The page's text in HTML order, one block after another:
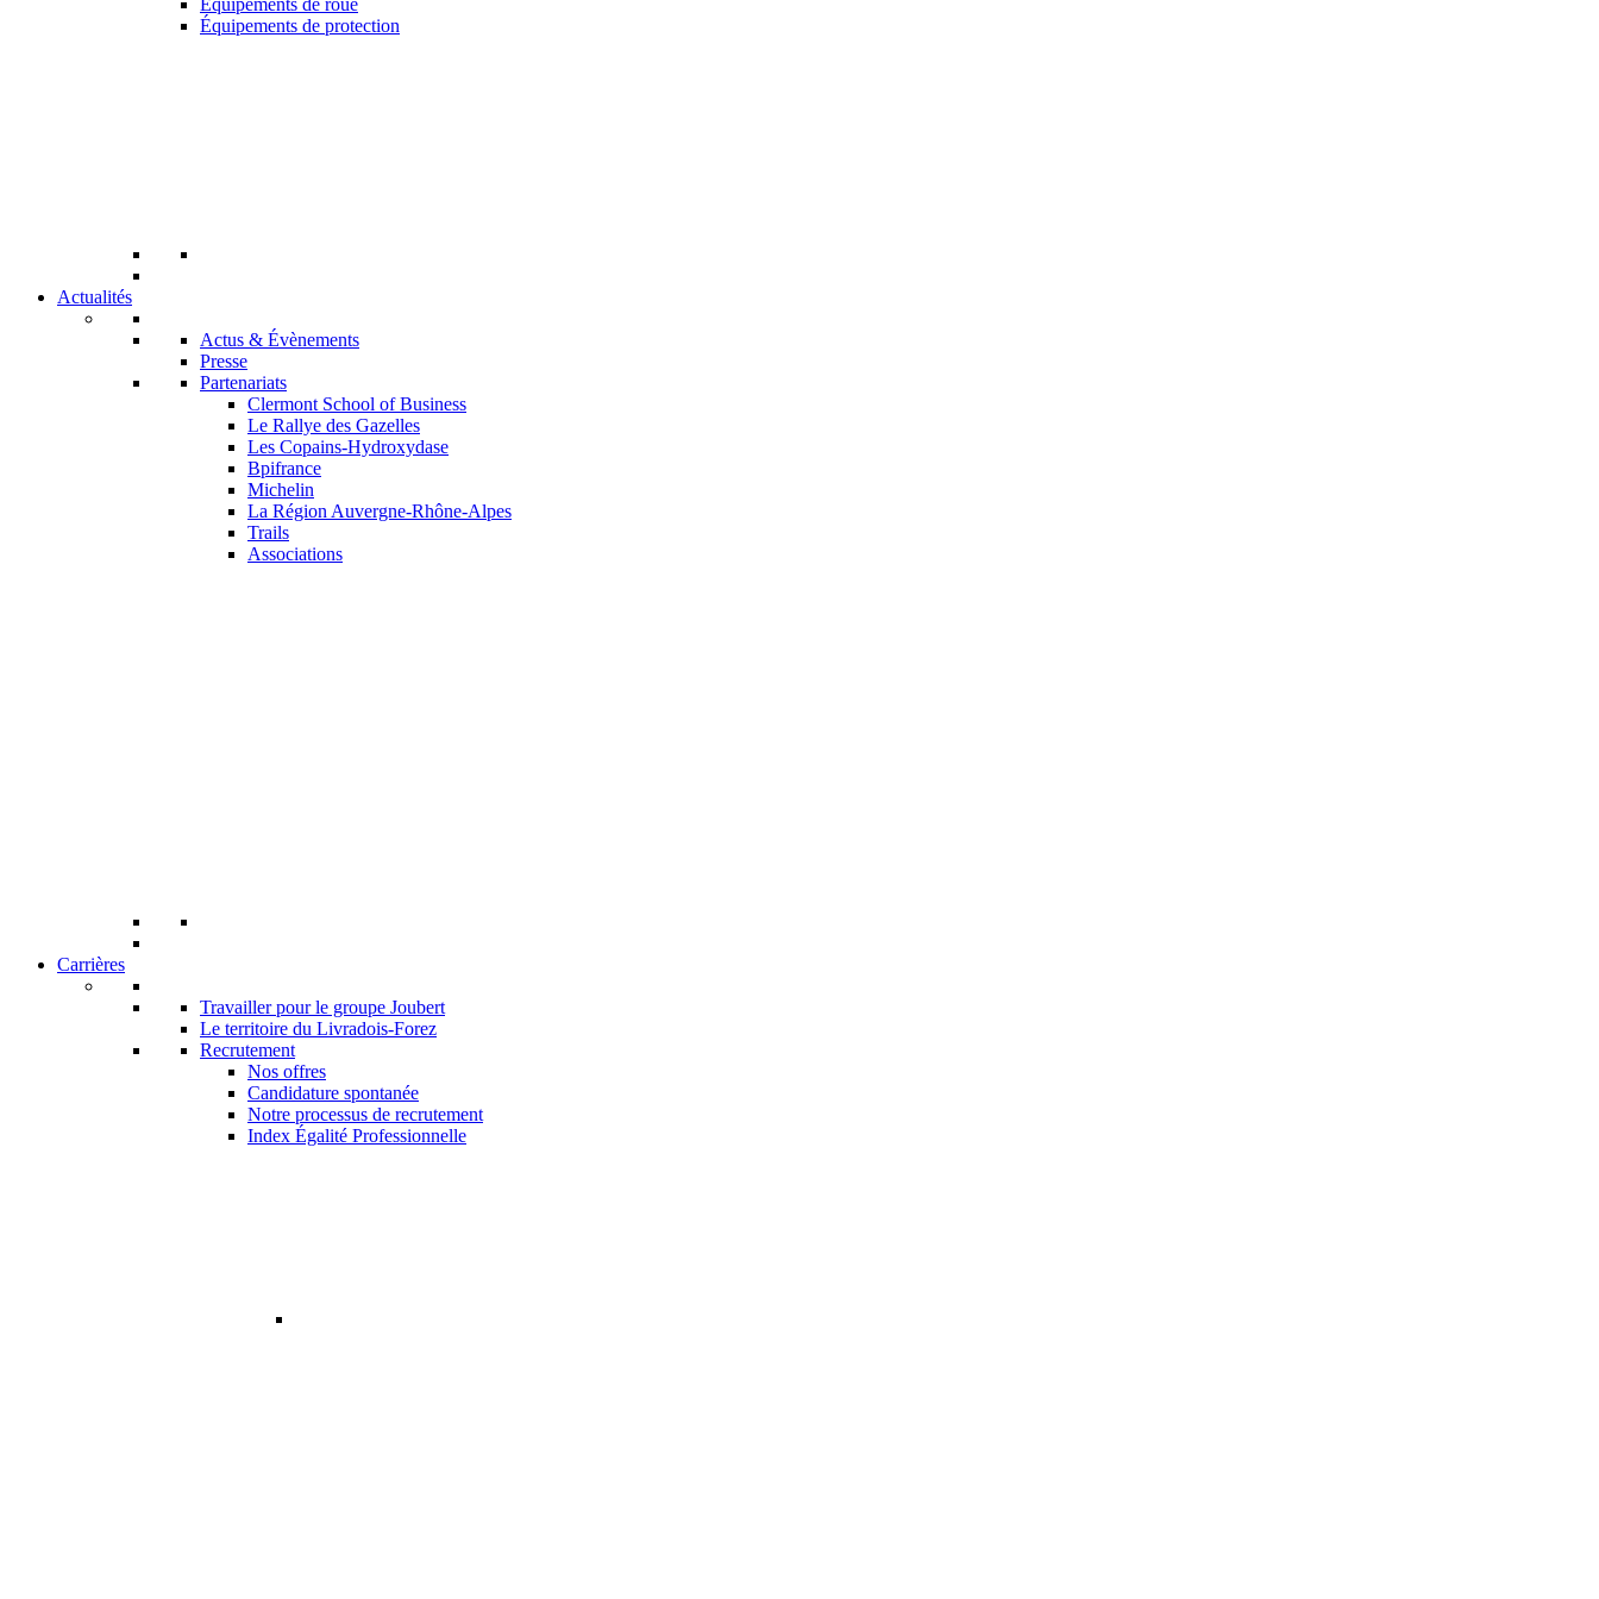
Équipements de roue
Équipements de protection
Actualités
Actus & Évènements
Presse
Partenariats
Clermont School of Business
Le Rallye des Gazelles
Les Copains-Hydroxydase
Bpifrance
Michelin
La Région Auvergne-Rhône-Alpes
Trails
Associations
Carrières
Travailler pour le groupe Joubert
Le territoire du Livradois-Forez
Recrutement
Nos offres
Candidature spontanée
Notre processus de recrutement
Index Égalité Professionnelle